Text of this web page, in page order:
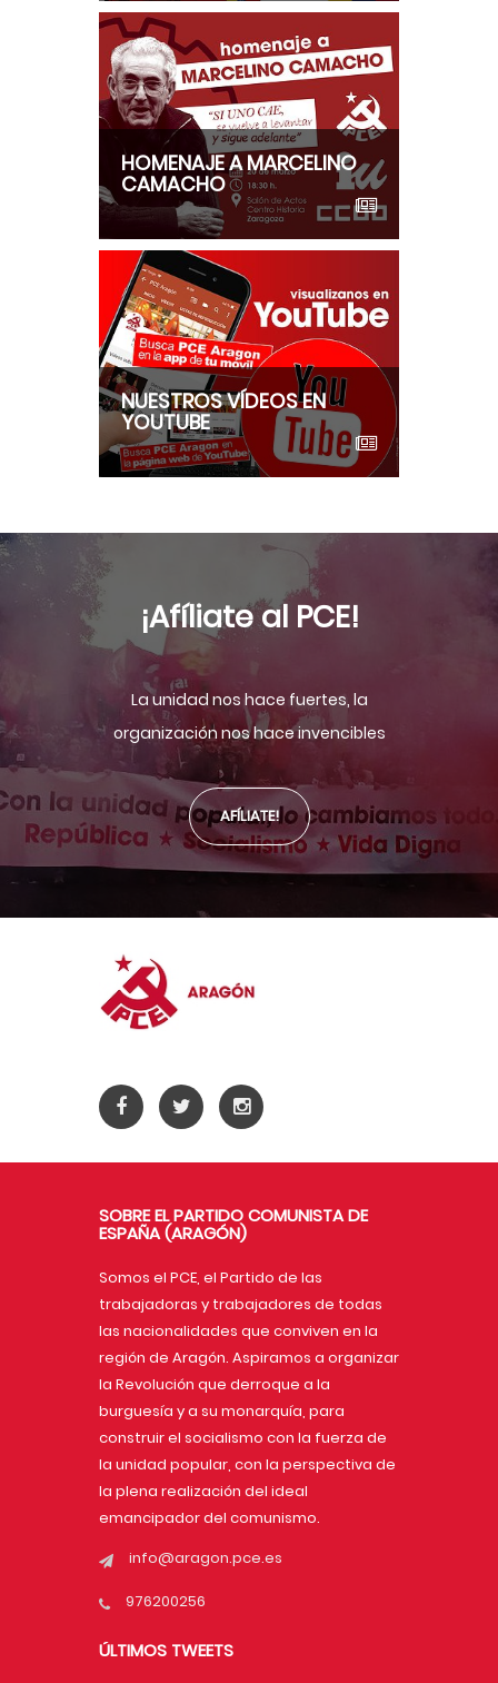
HOMENAJE A MARCELINO
CAMACHO
NUESTROS VÍDEOS EN
YOUTUBE
¡Afíliate al PCE!
La unidad nos hace fuertes, la
organización nos hace invencibles
AFÍLIATE!
SOBRE EL PARTIDO COMUNISTA DE
ESPAÑA (ARAGÓN)
Somos el PCE, el Partido de las
trabajadoras y trabajadores de todas
las nacionalidades que conviven en la
región de Aragón. Aspiramos a organizar
la Revolución que derroque a la
burguesía y a su monarquía, para
construir el socialismo con la fuerza de
la unidad popular, con la perspectiva de
la plena realización del ideal
emancipador del comunismo.
info@aragon.pce.es
976200256
ÚLTIMOS TWEETS